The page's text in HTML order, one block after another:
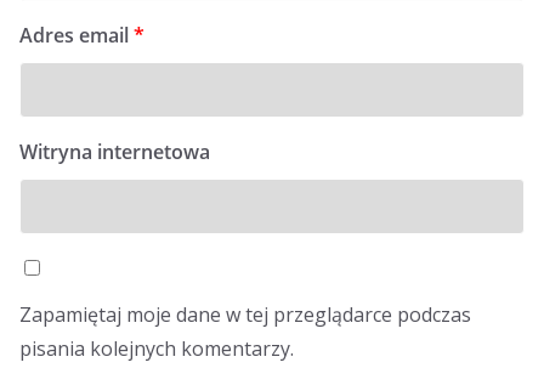
Adres email*
Witryna internetowa
Zapamiętaj moje dane w tej przeglądarce podczas
pisania kolejnych komentarzy.